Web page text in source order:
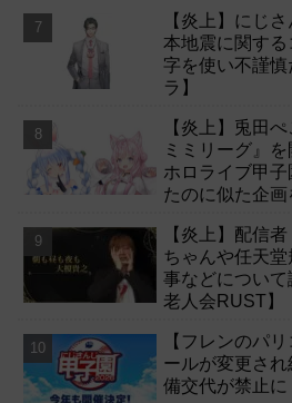
【炎上】にじ
本地震に関す
字を使い不謹
ラ】
【炎上】兎田
ミミリーグ』
ホロライブ甲
たのに似た企
【炎上】配信
ちゃんや任天
事などについ
老人会RUST】
【フレンのパ
ールが変更さ
備交代が禁止に